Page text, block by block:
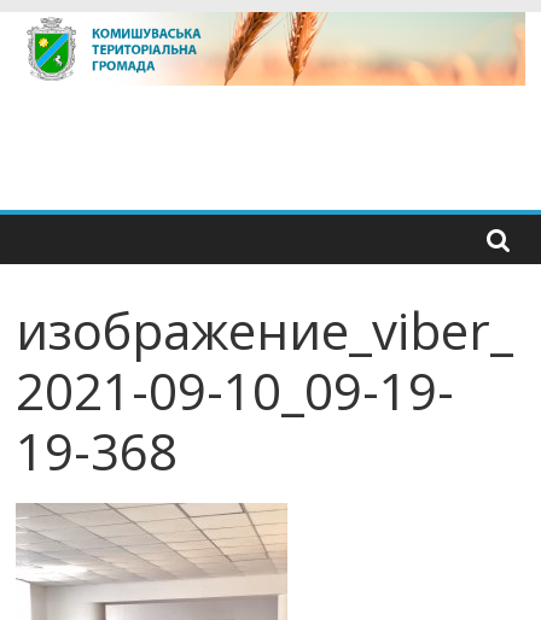
Skip
content
изображение_viber_
2021-09-10_09-19-
19-368